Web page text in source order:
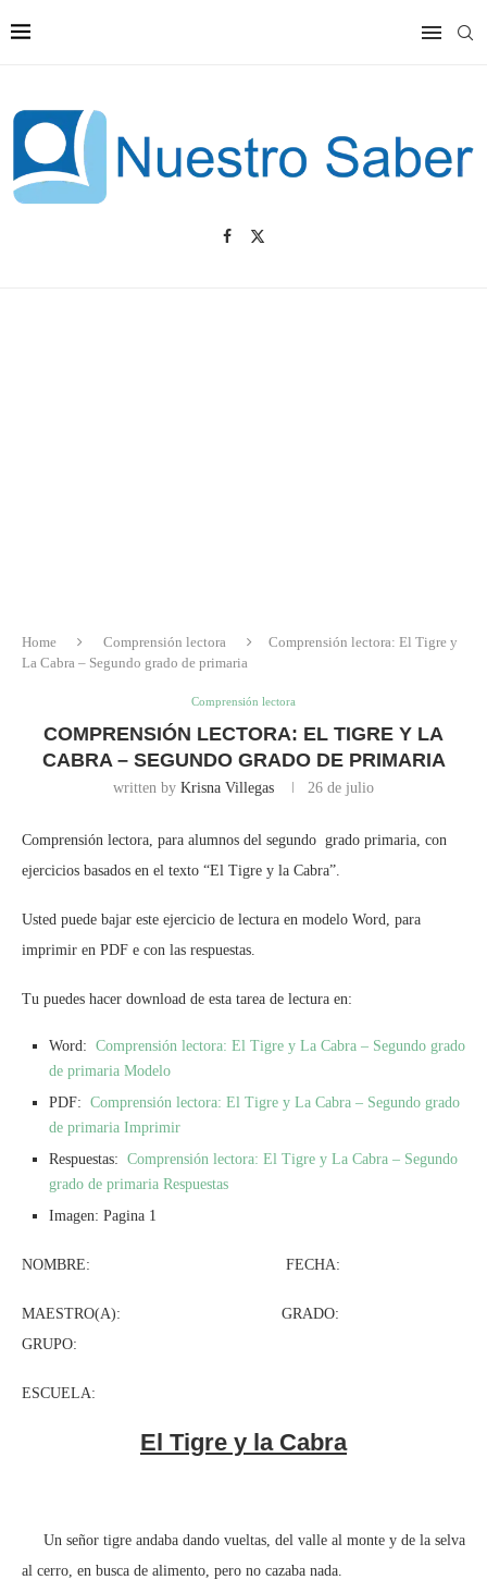
Home Comprensión lectora
Comprensión lectora: El Tigre y
La Cabra – Segundo grado de primaria
Comprensión lectora
COMPRENSIÓN LECTORA: EL TIGRE Y LA
CABRA – SEGUNDO GRADO DE PRIMARIA
written by Krisna Villegas 26 de julio
Comprensión lectora, para alumnos del segundo grado primaria, con
ejercicios basados en el texto “El Tigre y la Cabra”.
Usted puede bajar este ejercicio de lectura en modelo Word, para
imprimir en PDF e con las respuestas.
Tu puedes hacer download de esta tarea de lectura en:
Word: Comprensión lectora: El Tigre y La Cabra – Segundo grado
de primaria Modelo
PDF: Comprensión lectora: El Tigre y La Cabra – Segundo grado
de primaria Imprimir
Respuestas: Comprensión lectora: El Tigre y La Cabra – Segundo
grado de primaria Respuestas
Imagen: Pagina 1
NOMBRE: FECHA:
MAESTRO(A): GRADO:
GRUPO:
ESCUELA:
El Tigre y la Cabra
Un señor tigre andaba dando vueltas, del valle al monte y de la selva
al cerro, en busca de alimento, pero no cazaba nada.